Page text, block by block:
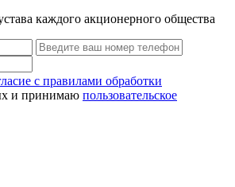
каждого акционерного общества
с правилами обработки
и принимаю пользовательское